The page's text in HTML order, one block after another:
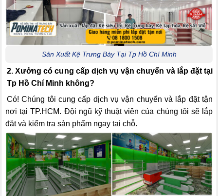
Sản Xuất Kệ Trưng Bày Tại Tp Hồ Chí Minh
2. Xưởng có cung cấp dịch vụ vận chuyển và lắp đặt tại
Tp Hồ Chí Minh không?
Có! Chúng tôi cung cấp dịch vụ vận chuyển và lắp đặt tận
nơi tại TP.HCM. Đội ngũ kỹ thuật viên của chúng tôi sẽ lắp
đặt và kiểm tra sản phẩm ngay tại chỗ.